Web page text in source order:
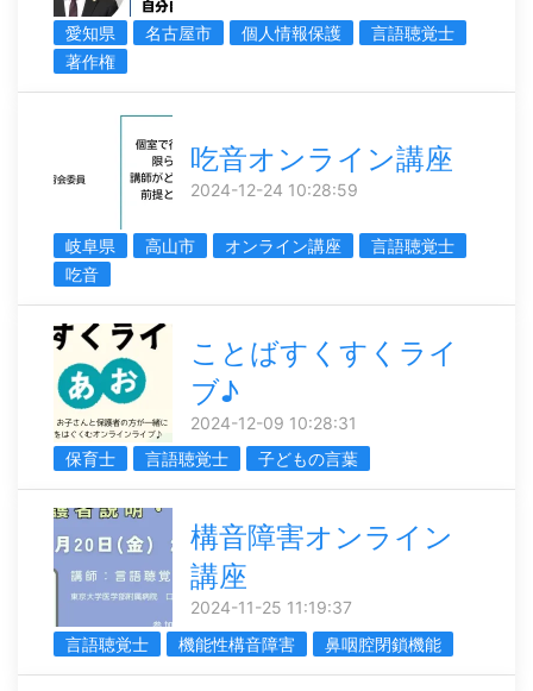
愛知県 名古屋市 個人情報保護
言語聴覚士
著作権
吃音オンライン講座
2024-12-24 10:28:59
岐阜県 高山市 オンライン講座
言語聴覚士
吃音
ことばすくすくライ
ブ♪
2024-12-09 10:28:31
保育士
言語聴覚士 子どもの言葉
構音障害オンライン
講座
2024-11-25 11:19:37
言語聴覚士
機能性構音障害 鼻咽腔閉鎖機能